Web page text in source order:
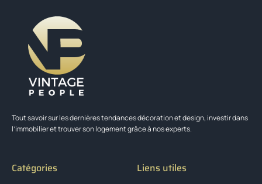
Tout savoir sur les dernières tendances décoration et design, investir dans
l’immobilier et trouver son logement grâce à nos experts.
Catégories Liens utiles